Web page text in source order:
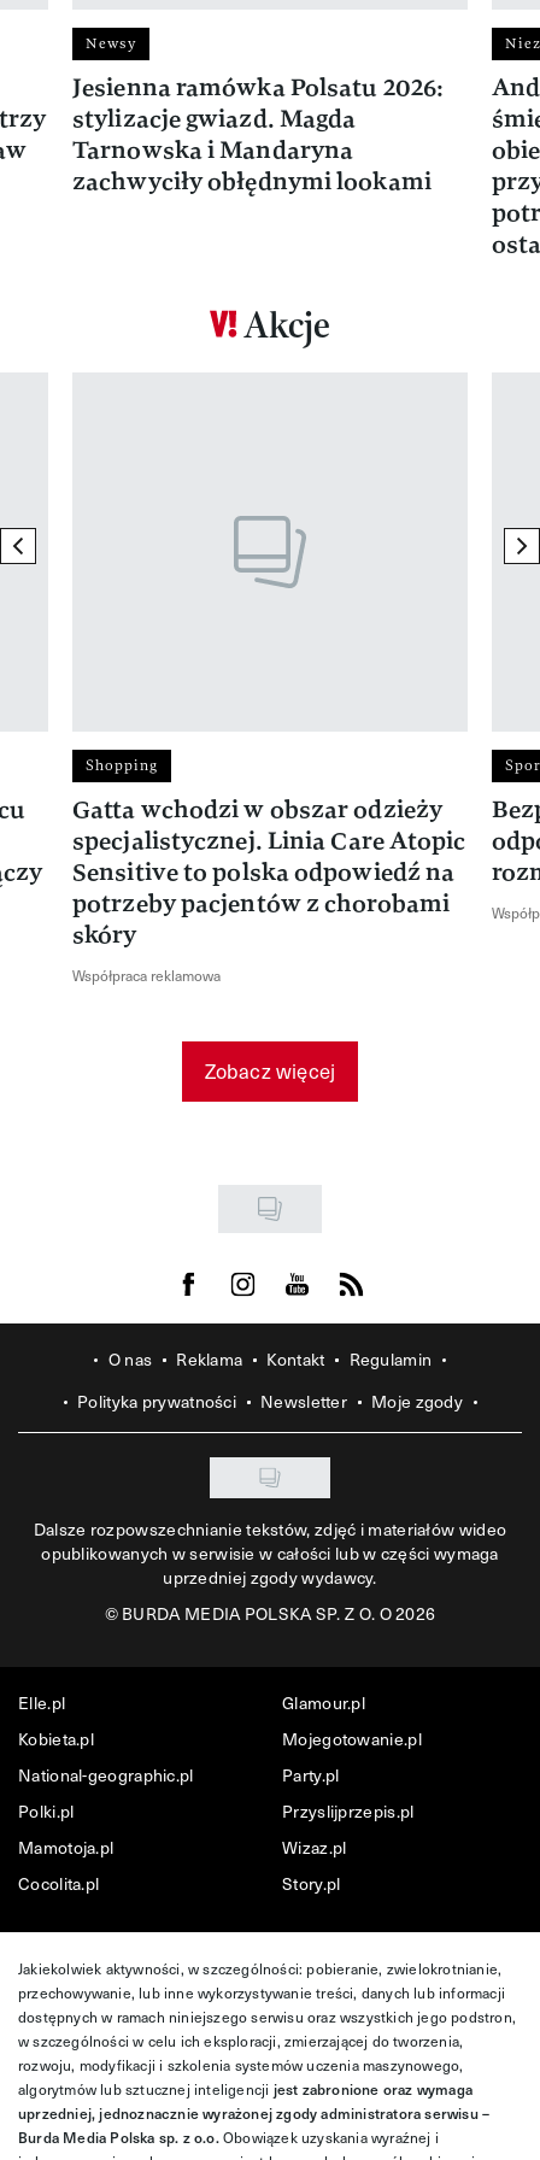
Newsy
Jesienna ramówka Polsatu 2026:
stylizacje gwiazd. Magda
Tarnowska i Mandaryna
zachwyciły obłędnymi lookami
Akcje
previous element
Shopping
Gatta wchodzi w obszar odzieży
specjalistycznej. Linia Care Atopic
Sensitive to polska odpowiedź na
potrzeby pacjentów z chorobami
skóry
Współpraca reklamowa
Zobacz więcej
Visit us on Facebook
Visit us on Instagram
Visit us on Youtube
Visit us on Rss
O nas Reklama Kontakt
Regulamin
Polityka prywatności
Newsletter Moje zgody
Dalsze rozpowszechnianie tekstów, zdjęć i materiałów wideo
opublikowanych w serwisie w całości lub w części wymaga
uprzedniej zgody wydawcy.
©BURDA MEDIA POLSKA SP. Z O. O 2026
Elle.pl
Glamour.pl
Kobieta.pl
Mojegotowanie.pl
National-geographic.pl
Party.pl
Polki.pl
Przyslijprzepis.pl
Mamotoja.pl
Wizaz.pl
Cocolita.pl
Story.pl
Jakiekolwiek aktywności, w szczególności: pobieranie, zwielokrotnianie,
przechowywanie, lub inne wykorzystywanie treści, danych lub informacji
dostępnych w ramach niniejszego serwisu oraz wszystkich jego podstron,
w szczególności w celu ich eksploracji, zmierzającej do tworzenia,
rozwoju, modyfikacji i szkolenia systemów uczenia maszynowego,
algorytmów lub sztucznej inteligencji jest zabronione oraz wymaga
uprzedniej, jednoznacznie wyrażonej zgody administratora serwisu –
Burda Media Polska sp. z o.o.Obowiązek uzyskania wyraźnej i